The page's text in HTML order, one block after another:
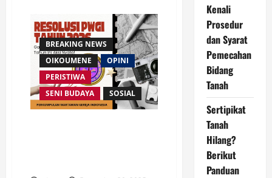
Gelar
Syukur
Awal
Tahun
2026,
Doa
Lintas
Agama
Digelar
di
HKBP
Kramat
BREAKING NEWS
OIKOUMENE
OPINI
PERISTIWA
SENI BUDAYA
SOSIAL
Kenali
Prosedur
dan Syarat
Pemecahan
Bidang
Tanah
Sertipikat
Tanah
Hilang?
Berikut
Panduan